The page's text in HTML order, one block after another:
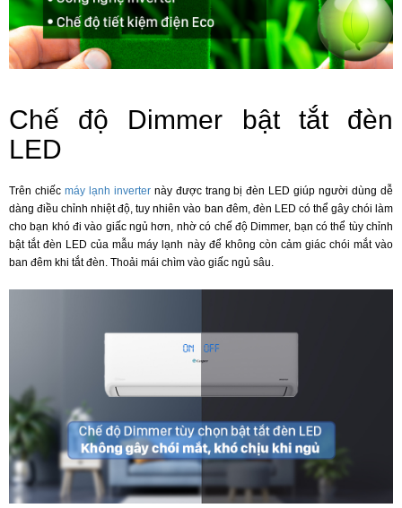
Chế độ Dimmer bật tắt đèn
LED
Trên chiếc máy lạnh inverternày được trang bị đèn LED giúp người dùng dễ
dàng điều chỉnh nhiệt độ, tuy nhiên vào ban đêm, đèn LED có thể gây chói làm
cho bạn khó đi vào giấc ngủ hơn, nhờ có chế độ Dimmer, bạn có thể tùy chỉnh
bật tắt đèn LED của mẫu máy lạnh này để không còn cảm giác chói mắt vào
ban đêm khi tắt đèn. Thoải mái chìm vào giấc ngủ sâu.